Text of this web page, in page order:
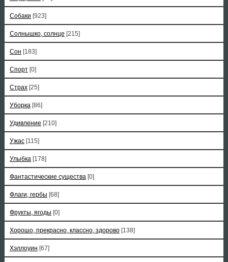
Собаки [923]
Солнышко, солнце [215]
Сон [183]
Спорт [0]
Страх [25]
Уборка [86]
Удивление [210]
Ужас [115]
Улыбка [178]
Фантастические существа [0]
Флаги, гербы [68]
Фрукты, ягоды [0]
Хорошо, прекрасно, классно, здорово [138]
Хэллоуин [67]